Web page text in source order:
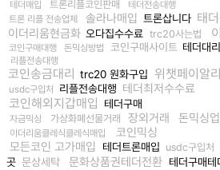
테더매입 트론리플코인판매
테더전송대행
트론 리플 전송업체
솔라나매입 트론삽니다 태
이더리움현금화 오다집수수료 trc20사는법
코인구매대행 돈믹싱방법 코인구매사이트 테더대
리플전송대행
코인송금대리 trc20 원화구입 위챗페이알
usdc구입처 리플전송대행 테더최저수수료
코인해외지갑매입 테더구매
자금믹싱 가상화폐선물거래 장외거래 돈믹싱업
이더리움클레식클레식매입
코인믹싱
모든코인 고가매입
테더트론매입 usdc구입처
곳 문상세탁 문화상품권테더전환 테더구매테